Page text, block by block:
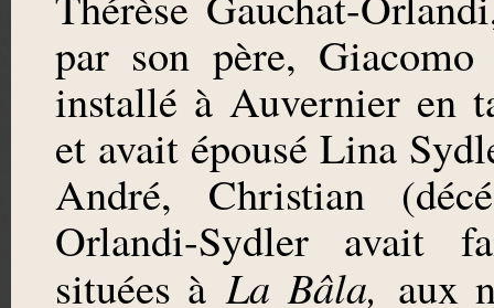
par son père,
installé à Auvernier en
et avait épousé Lina
André, Christian
Orlandi-Sydler avait
situées àLa Bâla, aux